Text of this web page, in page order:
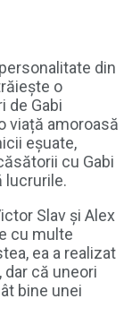
din
o
de Gabi
viață amoroasă
eșuate,
cu Gabi
lucrurile.
Slav și Alex
cu multe
ea a realizat
că uneori
bine unei